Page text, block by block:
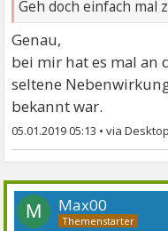
Geh doch einfach mal
Genau,
bei mir hat es mal an
seltene
bekannt war.
05.01.2019 05:13 •
M Max00